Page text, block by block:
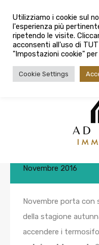
poche mosse
Novembre 2016
Novembre porta con
della stagione
accendere i
Utilizziamo i cookie sul
l'esperienza più
ripetendo le visite.
acconsenti all'uso di
"Impostazioni cookie"
Cookie Settings